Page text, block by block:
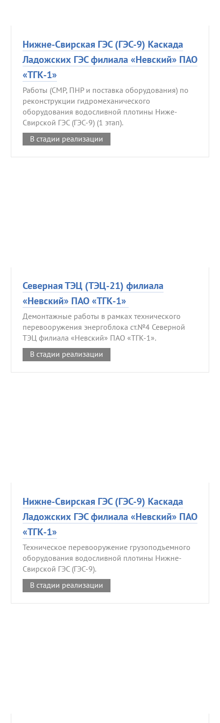
Нижне-Свирская ГЭС (ГЭС-9) Каскада
Ладожских ГЭС филиала «Невский» ПАО
«ТГК-1»
Работы (СМР, ПНР и поставка оборудования) по
реконструкции гидромеханического
оборудования водосливной плотины Ниже-
Свирской ГЭС (ГЭС-9) (1 этап).
В стадии реализации
Северная ТЭЦ (ТЭЦ-21) филиала
«Невский» ПАО «ТГК-1»
Демонтажные работы в рамках технического
перевооружения энергоблока ст.№4 Северной
ТЭЦ филиала «Невский» ПАО «ТГК-1».
В стадии реализации
Нижне-Свирская ГЭС (ГЭС-9) Каскада
Ладожских ГЭС филиала «Невский» ПАО
«ТГК-1»
Техническое перевооружение грузоподъемного
оборудования водосливной плотины Нижне-
Свирской ГЭС (ГЭС-9).
В стадии реализации